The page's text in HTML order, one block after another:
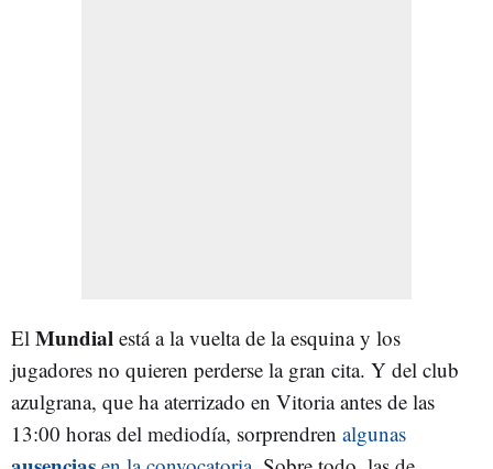
El Mundial está a la vuelta de la esquina y los
jugadores no quieren perderse la gran cita. Y del club
azulgrana, que ha aterrizado en Vitoria antes de las
13:00 horas del mediodía, sorprendren algunas